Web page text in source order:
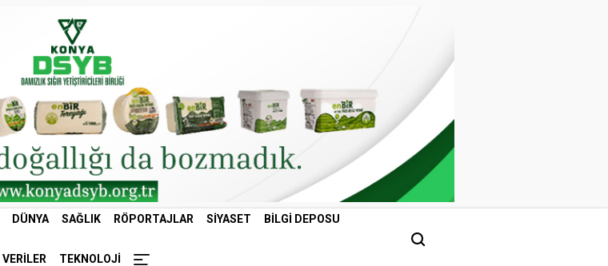
DÜNYA SAĞLIK RÖPORTAJLAR SIYASET BILGI DEPOSU
VERILER
TEKNOLOJI